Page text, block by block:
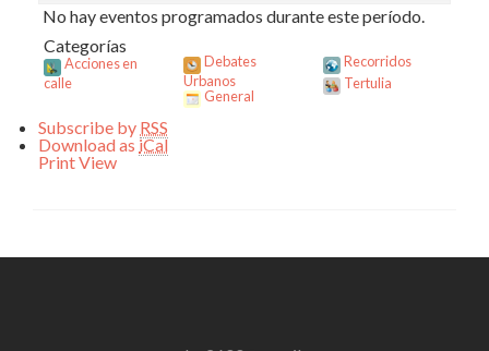
No hay eventos programados durante este período.
Categorías
Acciones en
calle
Debates
Urbanos
General
Recorridos
Tertulia
Subscribe by RSS
Download as iCal
PrintView